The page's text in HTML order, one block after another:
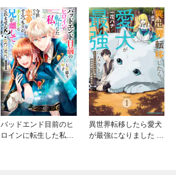
バッドエンド目前のヒ
ロインに転生した私、
異世界転移したら愛犬
が最強になりました ～